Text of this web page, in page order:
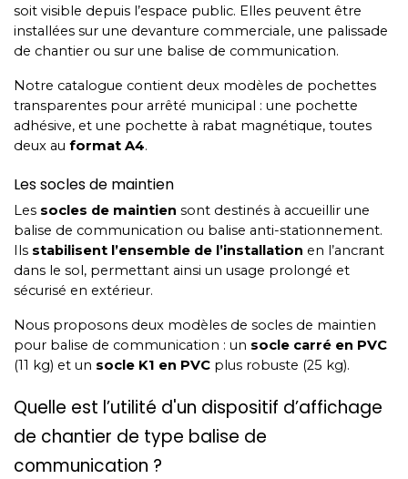
soit visible depuis l’espace public. Elles peuvent être
installées sur une devanture commerciale, une palissade
de chantier ou sur une balise de communication.
Notre catalogue contient deux modèles de pochettes
transparentes pour arrêté municipal : une pochette
adhésive, et une pochette à rabat magnétique, toutes
deux au format A4.
Les socles de maintien
Les socles de maintien sont destinés à accueillir une
balise de communication ou balise anti-stationnement.
Ils stabilisent l’ensemble de l’installation en l’ancrant
dans le sol, permettant ainsi un usage prolongé et
sécurisé en extérieur.
Nous proposons deux modèles de socles de maintien
pour balise de communication : un socle carré en PVC
(11 kg) et un socle K1 en PVC plus robuste (25 kg).
Quelle est l’utilité d'un dispositif d’affichage
de chantier de type balise de
communication ?